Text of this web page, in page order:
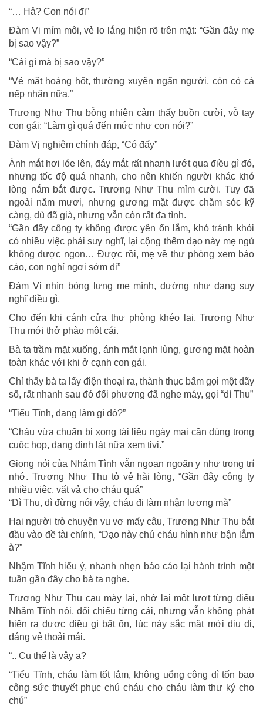
“… Hả? Con nói đi”
Đàm Vi mím môi, vẻ lo lắng hiện rõ trên mặt: “Gần đây mẹ
bị sao vậy?”
“Cái gì mà bị sao vậy?”
“Vẻ mặt hoảng hốt, thường xuyên ngẩn người, còn có cả
nếp nhăn nữa.”
Trương Như Thu bỗng nhiên cảm thấy buồn cười, vỗ tay
con gái: “Làm gì quá đến mức như con nói?”
Đàm Vị nghiêm chỉnh đáp, “Có đấy”
Ánh mắt hơi lóe lên, đáy mắt rất nhanh lướt qua điều gì đó,
nhưng tốc độ quá nhanh, cho nên khiến người khác khó
lòng nắm bắt được. Trương Như Thu mỉm cười. Tuy đã
ngoài năm mươi, nhưng gương mặt được chăm sóc kỹ
càng, dù đã già, nhưng vẫn còn rất đa tình.
“Gần đây công ty không được yên ổn lắm, khó tránh khỏi
có nhiều việc phải suy nghĩ, lại cộng thêm dạo này mẹ ngủ
không được ngon… Được rồi, mẹ về thư phòng xem báo
cáo, con nghỉ ngơi sớm đi”
Đàm Vi nhìn bóng lưng mẹ mình, dường như đang suy
nghĩ điều gì.
Cho đến khi cánh cửa thư phòng khéo lại, Trương Như
Thu mới thở phào một cái.
Bà ta trầm mặt xuống, ánh mắt lạnh lùng, gương mặt hoàn
toàn khác với khi ở cạnh con gái.
Chỉ thấy bà ta lấy điện thoại ra, thành thục bấm gọi một dãy
số, rất nhanh sau đó đối phương đã nghe máy, gọi “dì Thu”
“Tiểu Tĩnh, đang làm gì đó?”
“Cháu vừa chuẩn bị xong tài liệu ngày mai cần dùng trong
cuộc họp, đang định lát nữa xem tivi.”
Giọng nói của Nhậm Tình vẫn ngoan ngoãn y như trong trí
nhớ. Trương Như Thu tỏ vẻ hài lòng, “Gần đây công ty
nhiều việc, vất vả cho cháu quá”
“Dì Thu, dì đừng nói vậy, cháu đi làm nhận lương mà”
Hai người trò chuyện vu vơ mấy câu, Trương Như Thu bắt
đầu vào đề tài chính, “Dạo này chú cháu hình như bận låm
à?”
Nhậm Tĩnh hiểu ý, nhanh nhẹn báo cáo lại hành trình một
tuần gần đây cho bà ta nghe.
Trương Như Thu cau mày lại, nhớ lại một lượt từng điểu
Nhậm Tĩnh nói, đối chiếu từng cái, nhưng vẫn không phát
hiện ra được điều gì bất ổn, lúc này sắc mặt mới dịu đi,
dáng vẻ thoải mái.
“.. Cụ thể là vậy ạ?
“Tiểu Tĩnh, cháu làm tốt lắm, không uổng công dì tốn bao
công sức thuyết phục chú cháu cho cháu làm thư ký cho
chú”